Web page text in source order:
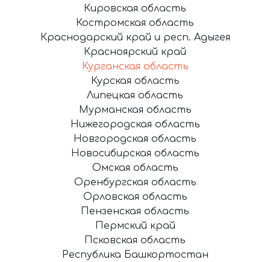
Кировская область
Костромская область
Краснодарский край и респ. Адыгея
Красноярский край
Курганская область
Курская область
Липецкая область
Мурманская область
Нижегородская область
Новгородская область
Новосибирская область
Омская область
Оренбургская область
Орловская область
Пензенская область
Пермский край
Псковская область
Республика Башкортостан